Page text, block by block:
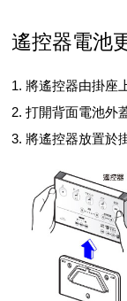
遙控器電池
1. 將遙控器由掛座
2. 打開背面電池外
3. 將遙控器放置於